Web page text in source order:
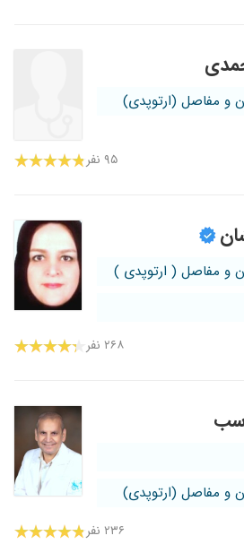
مفاصل (ارتوپدی)
۹۵ نفر
مفاصل ( ارتوپدی )
۲۶۸ نفر
مفاصل (ارتوپدی)
۲۳۶ نفر